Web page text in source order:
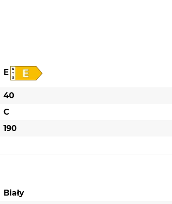
E
40
C
190
Biały